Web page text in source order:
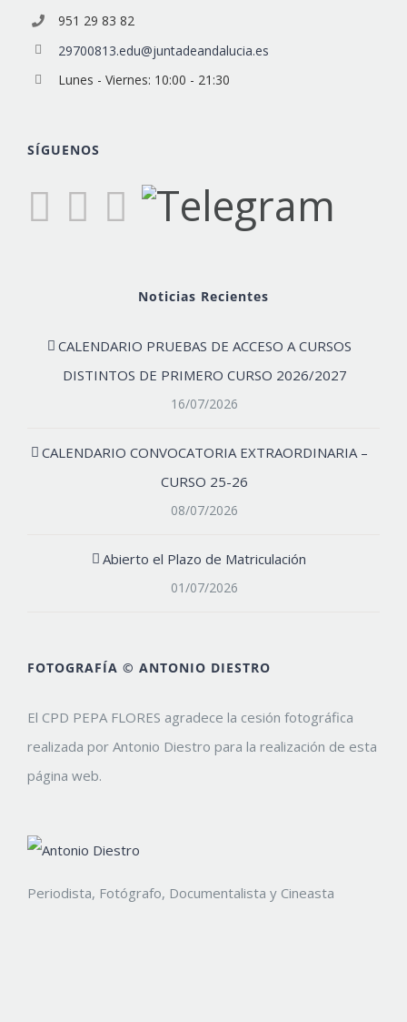
951 29 83 82
29700813.edu@juntadeandalucia.es
Lunes - Viernes: 10:00 - 21:30
SÍGUENOS
Noticias Recientes
CALENDARIO PRUEBAS DE ACCESO A CURSOS
DISTINTOS DE PRIMERO CURSO 2026/2027
16/07/2026
CALENDARIO CONVOCATORIA EXTRAORDINARIA –
CURSO 25-26
08/07/2026
Abierto el Plazo de Matriculación
01/07/2026
FOTOGRAFÍA © ANTONIO DIESTRO
El CPD PEPA FLORES agradece la cesión fotográfica
realizada por Antonio Diestro para la realización de esta
página web.
Periodista, Fotógrafo, Documentalista y Cineasta